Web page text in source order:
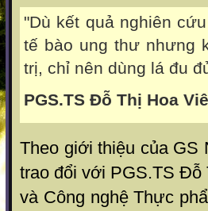
"Dù kết quả nghiên
tế bào ung thư nhưng
trị, chỉ nên dùng lá đu
PGS.TS Đỗ Thị Hoa
Theo giới thiệu của GS
trao đổi với PGS.TS Đỗ
và Công nghệ Thực